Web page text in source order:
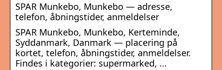
SPAR Munkebo, Munkebo — adresse,
telefon, åbningstider, anmeldelser
SPAR Munkebo, Munkebo, Kerteminde,
Syddanmark, Danmark — placering på
kortet, telefon, åbningstider, anmeldelser.
Findes i kategorier: supermarked, …